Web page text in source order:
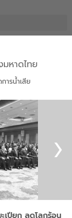
มหาดไทย
ารน้ำเสีย
เปียก ลดโลกร้อน